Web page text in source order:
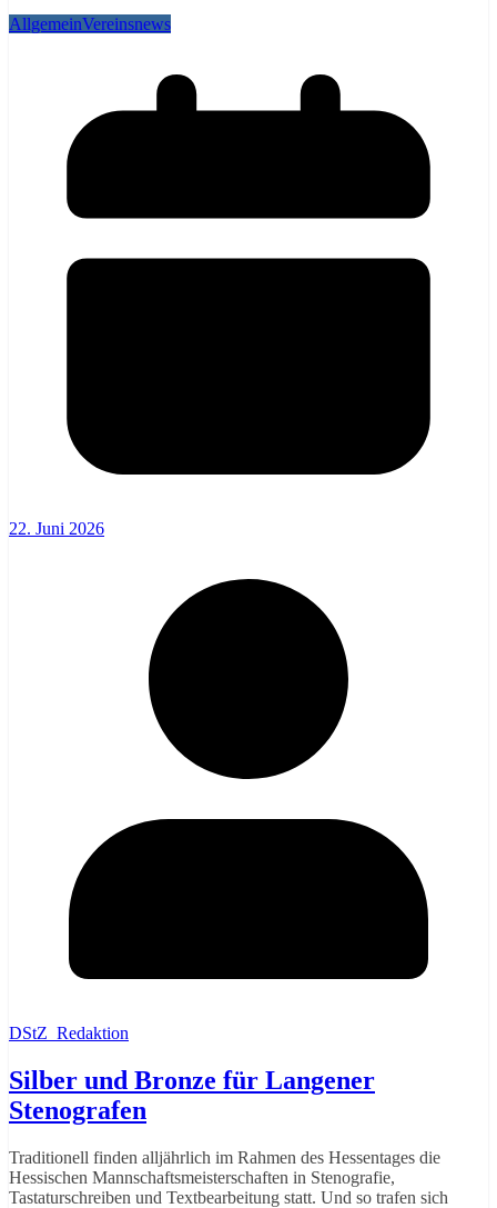
AllgemeinVereinsnews
22. Juni 2026
DStZ_Redaktion
Silber und Bronze für Langener
Stenografen
Traditionell finden alljährlich im Rahmen des Hessentages die
Hessischen Mannschaftsmeisterschaften in Stenografie,
Tastaturschreiben und Textbearbeitung statt. Und so trafen sich